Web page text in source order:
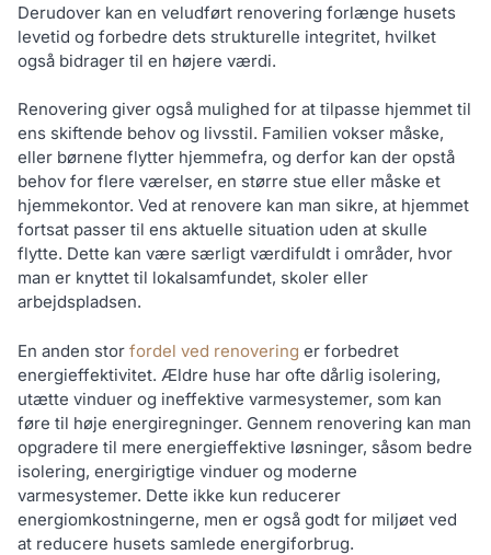
Derudover kan en veludført renovering forlænge husets
levetid og forbedre dets strukturelle integritet, hvilket
også bidrager til en højere værdi.
Renovering giver også mulighed for at tilpasse hjemmet til
ens skiftende behov og livsstil. Familien vokser måske,
eller børnene flytter hjemmefra, og derfor kan der opstå
behov for flere værelser, en større stue eller måske et
hjemmekontor. Ved at renovere kan man sikre, at hjemmet
fortsat passer til ens aktuelle situation uden at skulle
flytte. Dette kan være særligt værdifuldt i områder, hvor
man er knyttet til lokalsamfundet, skoler eller
arbejdspladsen.
En anden stor fordel ved renovering er forbedret
energieffektivitet. Ældre huse har ofte dårlig isolering,
utætte vinduer og ineffektive varmesystemer, som kan
føre til høje energiregninger. Gennem renovering kan man
opgradere til mere energieffektive løsninger, såsom bedre
isolering, energirigtige vinduer og moderne
varmesystemer. Dette ikke kun reducerer
energiomkostningerne, men er også godt for miljøet ved
at reducere husets samlede energiforbrug.